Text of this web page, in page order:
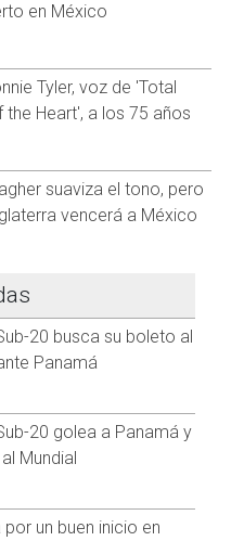
contenido |
| Instagram:
| Telegram:
en México
Tyler, voz de 'Total
the Heart', a los 75 años
suaviza el tono, pero
vencerá a México
20 busca su boleto al
Panamá
20 golea a Panamá y
Mundial
un buen inicio en